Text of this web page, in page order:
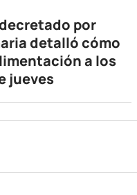
por
detalló cómo
a los
jueves